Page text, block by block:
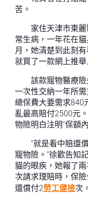
苦。
家住天津市東
常生病，一年花在
月，她清楚到此刻
就買了一款網上推
該款寵物醫療
一次性交納一年所
總保費大要需求840
亂最高賠付2500元
物險明白注明“保額
“就是看中賠還
寵物險。”徐歡告知
貓的眼疾，她報了
次請求理賠時，保
還償付2勞工健檢次。